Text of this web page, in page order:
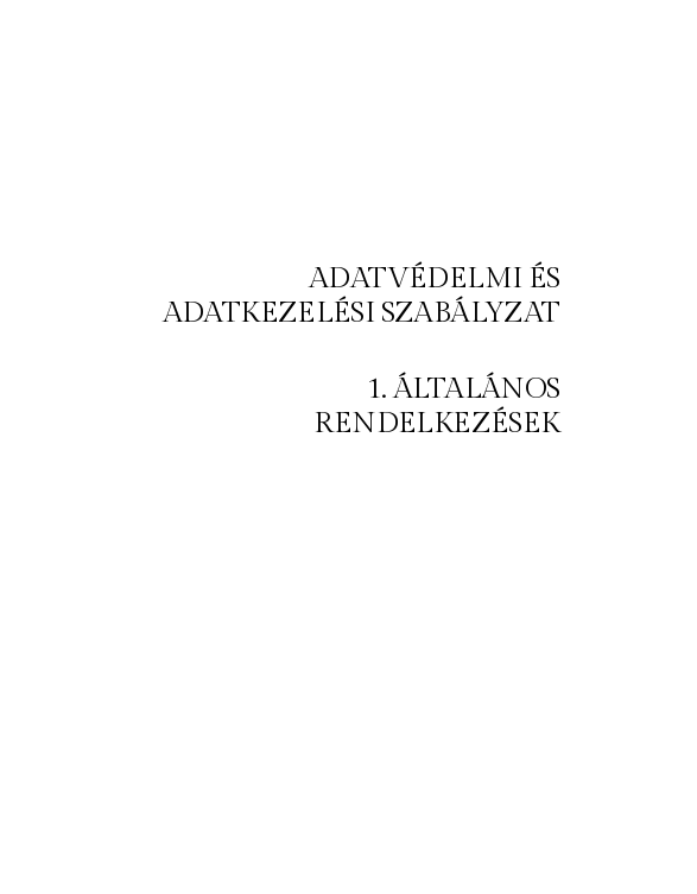
ADATVÉDELMI ÉS
ADATKEZELÉSI SZABÁLYZAT
1. ÁLTALÁNOS
RENDELKEZÉSEK